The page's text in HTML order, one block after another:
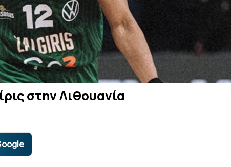
στην Λιθουανία